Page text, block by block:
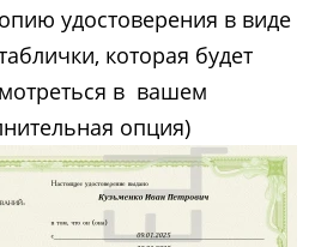
удостоверения в виде
которая будет
в вашем
опция)